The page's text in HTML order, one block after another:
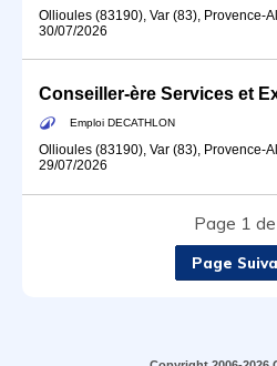
Ollioules (83190), Var (83), Provence-
30/07/2026
Emploi DECATHLON
Ollioules (83190), Var (83), Provence-
29/07/2026
Page 1
Page